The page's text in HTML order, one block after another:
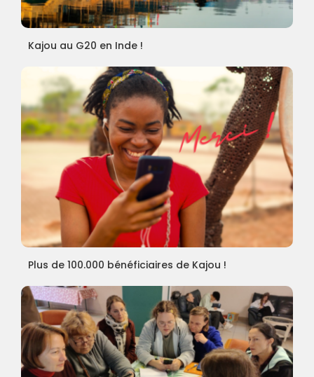
Kajou au G20 en Inde !
Plus de 100.000 bénéficiaires de Kajou !